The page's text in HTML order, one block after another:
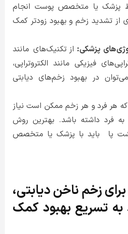
پزشک یا متخصص پوست انجام
از تشدید زخم و بهبود زودتر کمک
پزشکی: از تکنیک‌های مانند
فیزیکی مانند الکتروتراپی،
در بهبود زخم‌های دیابتی
هر فرد و هر زخم ممکن است نیاز
فرد داشته باشد. بهترین روش
پا باید با پزشک یا متخصص
زخم ناخن دیابتی،
به تسریع بهبود کمک